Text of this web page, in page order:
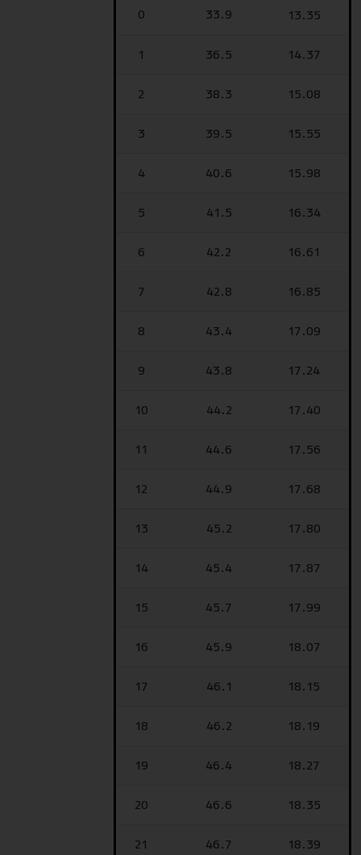
13.35
33.9
0
14.37
36.5
1
15.08
38.3
2
15.55
39.5
3
15.98
40.6
4
16.34
41.5
5
16.61
42.2
6
16.85
42.8
7
17.09
43.4
8
17.24
43.8
9
17.40
44.2
10
17.56
44.6
11
17.68
44.9
12
17.80
45.2
13
17.87
45.4
14
17.99
45.7
15
18.07
45.9
16
18.15
46.1
17
18.19
46.2
18
18.27
46.4
19
18.35
46.6
20
18.39
46.7
21